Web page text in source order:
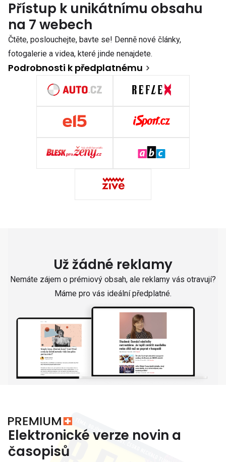
Přístup k unikátnímu obsahu
na 7 webech
Čtěte, poslouchejte, bavte se! Denně nové články,
fotogalerie a videa, které jinde nenajdete.
Podrobnosti k předplatnému
Už žádné reklamy
Nemáte zájem o prémiový obsah, ale reklamy vás otravují?
Máme pro vás ideální předplatné.
Elektronické verze novin a
časopisů